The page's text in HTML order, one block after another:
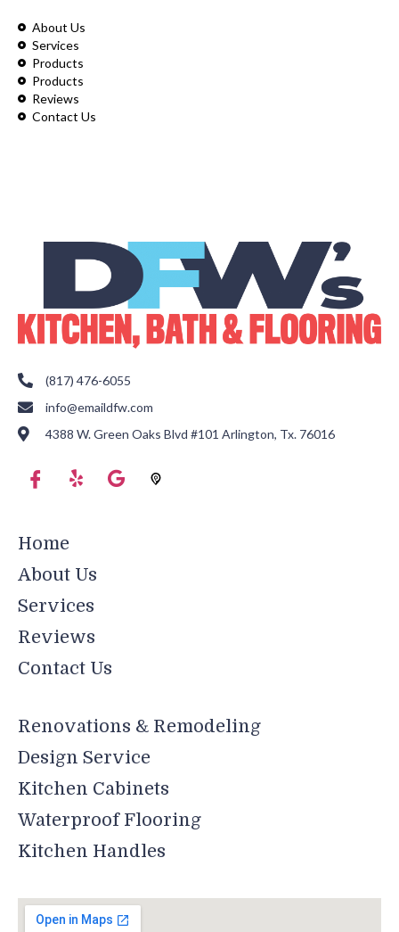
About Us
Services
Products
Products
Reviews
Contact Us
(817) 476-6055
info@emaildfw.com
4388 W. Green Oaks Blvd #101 Arlington, Tx. 76016
Home
About Us
Services
Reviews
Contact Us
Renovations & Remodeling
Design Service
Kitchen Cabinets
Waterproof Flooring
Kitchen Handles